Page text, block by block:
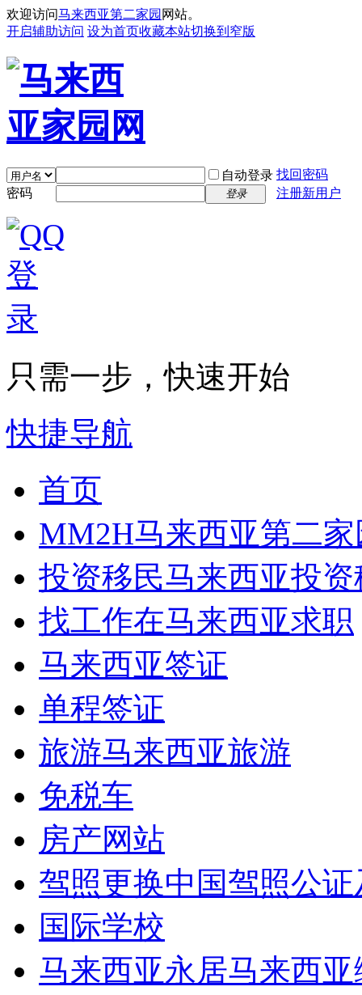
欢迎访问马来西亚第二家园 网站。
开启辅助访问 设为首页收藏本站切换到窄版
自动登录 找回密码
密码
登录 注册新用户
只需一步，快速开始
快捷导航
首页
MM2H马来西亚第二家
投资移民马来西亚投资
找工作在马来西亚求职
马来西亚签证
单程签证
旅游马来西亚旅游
免税车
房产网站
驾照更换中国驾照公
国际学校
马来西亚永居马来西